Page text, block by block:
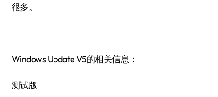
很多。
Windows Update V5的相关信息：
测试版